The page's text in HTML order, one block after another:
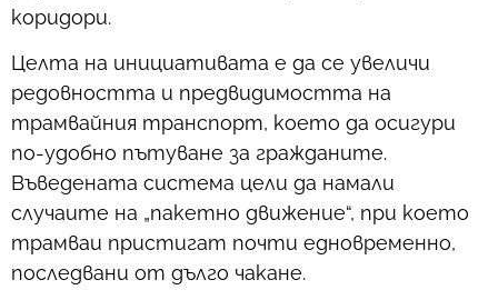
коридори.
Целта на инициативата е да се увеличи
редовността и предвидимостта на
трамвайния транспорт, което да осигури
по-удобно пътуване за гражданите.
Въведената система цели да намали
случаите на „пакетно движение“, при което
трамваи пристигат почти едновременно,
последвани от дълго чакане.